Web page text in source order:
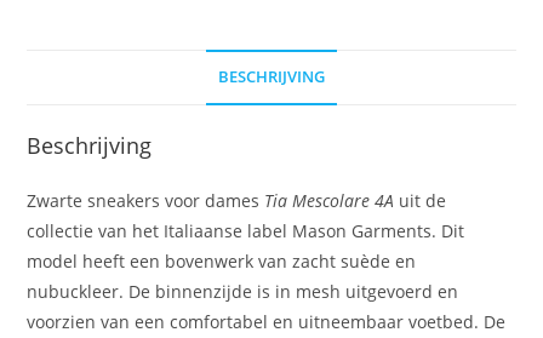
BESCHRIJVING
Beschrijving
Zwarte sneakers voor dames Tia Mescolare 4A uit de
collectie van het Italiaanse label Mason Garments. Dit
model heeft een bovenwerk van zacht suède en
nubuckleer. De binnenzijde is in mesh uitgevoerd en
voorzien van een comfortabel en uitneembaar voetbed. De